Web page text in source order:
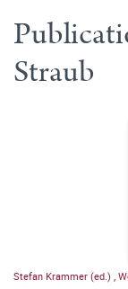
Straub
Stefan Krammer (ed.)